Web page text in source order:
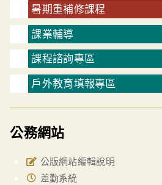
暑期重補修課程
課業輔導
課程諮詢專區
戶外教育填報專區
公務網站
公版網站編輯說明
差勤系統